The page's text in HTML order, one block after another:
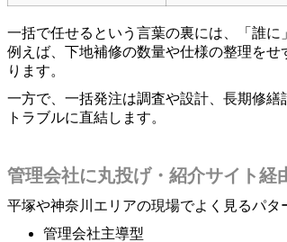
一括で任せるという言葉の裏には、「誰に
例えば、下地補修の数量や仕様の整理を
ります。
一方で、一括発注は調査や設計、長期修
トラブルに直結します。
管理会社に丸投げ・紹介サイト経
平塚や神奈川エリアの現場でよく見るパタ
管理会社主導型